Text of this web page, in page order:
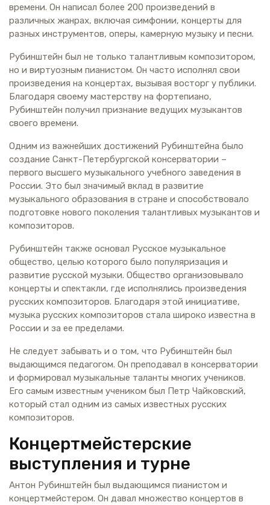
времени. Он написал более 200 произведений в
различных жанрах, включая симфонии, концерты для
разных инструментов, оперы, камерную музыку и песни.
Рубинштейн был не только талантливым композитором,
но и виртуозным пианистом. Он часто исполнял свои
произведения на концертах, вызывая восторг у публики.
Благодаря своему мастерству на фортепиано,
Рубинштейн получил признание ведущих музыкантов
своего времени.
Одним из важнейших достижений Рубинштейна было
создание Санкт-Петербургской консерватории –
первого высшего музыкального учебного заведения в
России. Это был значимый вклад в развитие
музыкального образования в стране и способствовало
подготовке нового поколения талантливых музыкантов и
композиторов.
Рубинштейн также основал Русское музыкальное
общество, целью которого было популяризация и
развитие русской музыки. Общество организовывало
концерты и спектакли, где исполнялись произведения
русских композиторов. Благодаря этой инициативе,
музыка русских композиторов стала широко известна в
России и за ее пределами.
Не следует забывать и о том, что Рубинштейн был
выдающимся педагогом. Он преподавал в консерватории
и формировал музыкальные таланты многих учеников.
Его самым известным учеником был Петр Чайковский,
который стал одним из самых известных русских
композиторов.
Концертмейстерские
выступления и турне
Антон Рубинштейн был выдающимся пианистом и
концертмейстером. Он давал множество концертов в